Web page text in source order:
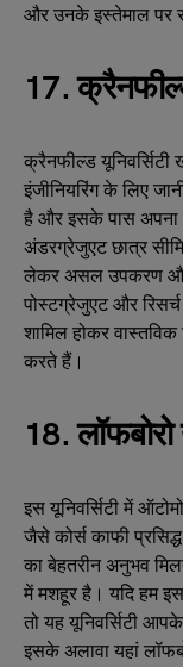
और उनके इस्तेमाल पर
17.
क्रैनफील्ड
इंजीनियरिंग के लिए
है और इसके पास अपना
अंडरग्रेजुएट छात्र
लेकर असल उपकरण और
पोस्टग्रेजुएट और
शामिल होकर
करते हैं।
18. लॉफबोरो
इस यूनिवर्सिटी में
जैसे कोर्स काफी
का बेहतरीन अनुभव
में मशहूर है। यदि हम इस
तो यह यूनिवर्सिटी
इसके अलावा यहां